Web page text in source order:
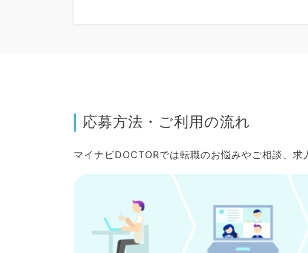
応募方法・ご利用の流れ
マイナビDOCTORでは転職のお悩みやご相談、